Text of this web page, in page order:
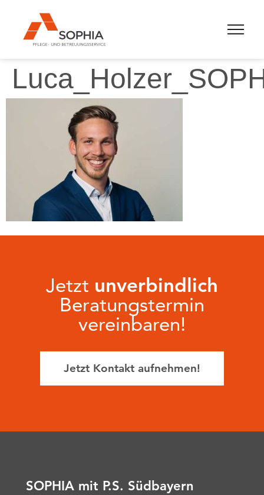
Jetzt unverbindlich
Beratungstermin
vereinbaren!
Jetzt Kontakt aufnehmen!
SOPHIA mit P.S. Südbayern